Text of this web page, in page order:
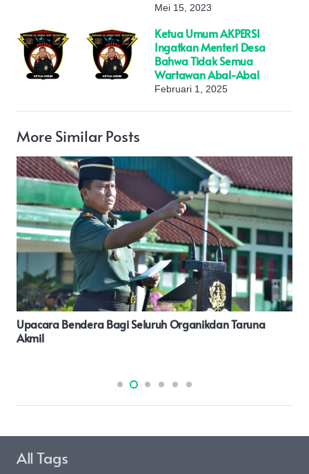
Mei 15, 2023
Ketua Umum AKPERSI
Ingatkan Menteri Desa
Bahwa Tidak Semua
Wartawan Abal-Abal
Februari 1, 2025
More Similar Posts
Urgensi Lisensi Pers, SMSI Pusat Tekankan Legalitas
Media Serta Verifikasi
All Tags